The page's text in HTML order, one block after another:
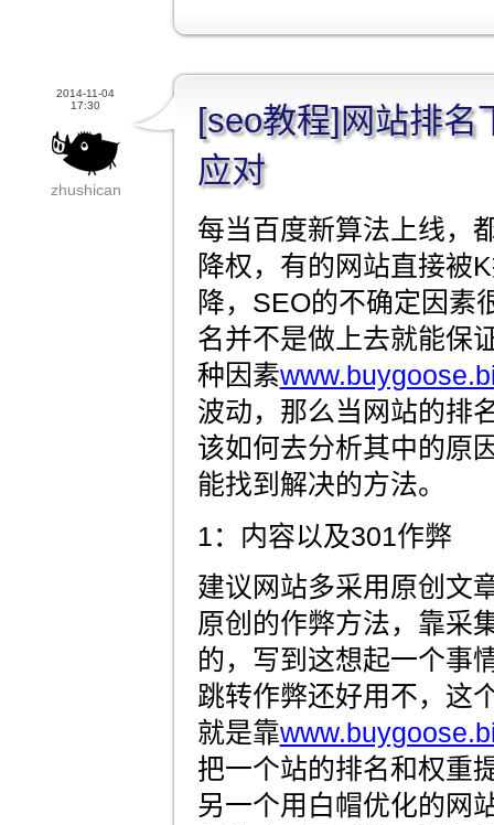
2014-11-04
17:30
zhushican
[seo教程]网站排名
应对
每当百度新算法上线，
降权，有的网站直接被
降，SEO的不确定因素
名并不是做上去就能保
种因素
波动，那么当网站的排
该如何去分析其中的原
能找到解决的方法。
1：内容以及301作弊
建议网站多采用原创文
原创的作弊方法，靠采
的，写到这想起一个事
跳转作弊还好用不，这
就是靠
把一个站的排名和权重
另一个用白帽优化的网